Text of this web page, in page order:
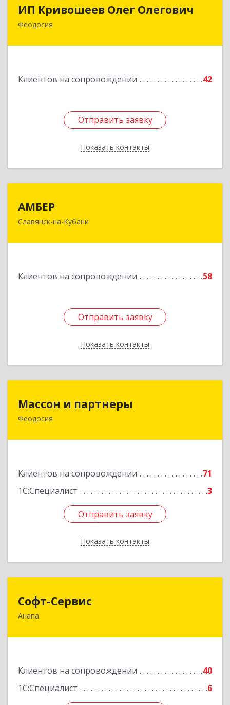
ИП Кривошеев Олег Олегович
Феодосия
Клиентов на сопровождении 42
Отправить заявку
Показать контакты
Отправить заявку
Назад
АМБЕР
Славянск-на-Кубани
Клиентов на сопровождении 58
Отправить заявку
Показать контакты
353562, Краснодарский край, Славянский р-н,
Отправить заявку
Назад
Массон и партнеры
Феодосия
Клиентов на сопровождении
71
1С:Специалист
3
Отправить заявку
Показать контакты
298112, Крым Респ, Феодосия г, Крымская ул,
Отправить заявку
Назад
Софт-Сервис
Анапа
Клиентов на сопровождении
40
1С:Специалист
6
353440, Краснодарский край, Анапский р-н,